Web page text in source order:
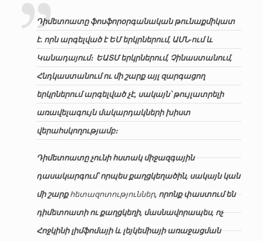
Դիմետոատը ֆոսֆորօրգանական թունաքմիկատ
է. որն արգելված է ԵՄ երկրներում, ԱՄՆ-ում և
Կանադայում։ ԵԱՏՄ երկրներում, Չինաստանում,
Հնդկաստանում ու մի շարք այլ զարգացող
երկրներում արգելված չէ, սակայն՝ թույլատրելի
առավելագույն մակարդակների խիստ
վերահսկողությամբ։
Դիմետոատը չունի հստակ միջազգային
դասակարգում՝ որպես քաղցկեղածին, սակայն կան
մի շարքհետազոտություններ, որոնք փաստում են
դիմետոատի ու քաղցկեղի, մասնավորապես, ոչ
Հոջկինի լիմֆոմայի և լեյկեմիայի առաջացման